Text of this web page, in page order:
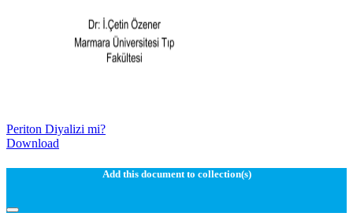
Periton Diyalizi mi?
Download
Add this document to collection(s)